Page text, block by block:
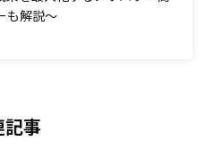
も解説～
記事